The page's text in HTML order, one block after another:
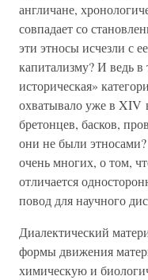
англичане,
совпадает со
эти этносы исчезли с
капитализму? И ведь
историческая»
охватывало уже в XIV
бретонцев, басков,
они не были
очень многих, о том,
отличается
повод для научного
Диалектический
формы движения
химическую и